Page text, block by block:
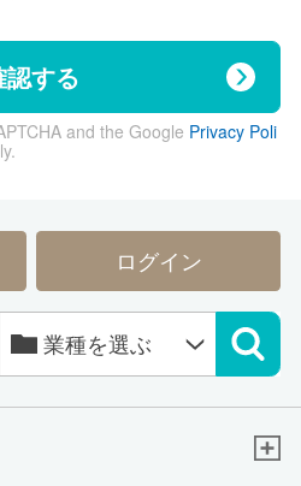
認する
and the Google Privacy Poli
ログイン